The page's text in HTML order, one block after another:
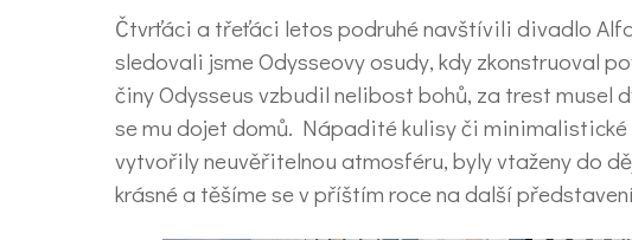
Čtvrťáci a třeťáci letos podruhé navštívili divadlo
sledovali jsme Odysseovy osudy, kdy zkonstruoval
činy Odysseus vzbudil nelibost bohů, za trest
se mu dojet domů. Nápadité kulisy či
vytvořily neuvěřitelnou atmosféru, byly vtaženy do
krásné a těšíme se v příštím roce na další